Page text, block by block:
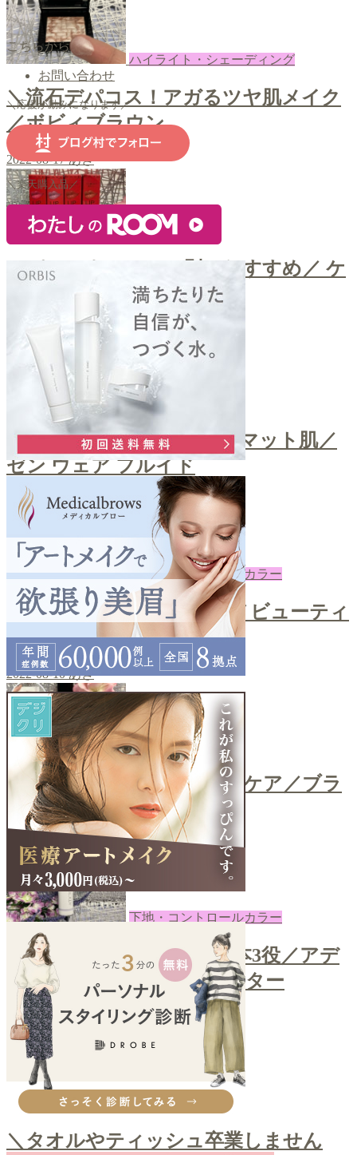
ハイライト・シェーディング
＼流石デパコス！アガるツヤ肌メイク
／ボビィブラウン
2022-08-17 あき
口紅・ティント
＼パーソナルカラー別のおすすめ／ ケ
イト リップモンスター
2022-08-15
ファンデ
＼自然な艶感！上品なセミマット肌／
ゼン ウェア フルイド
2022-08-12 あき
下地・コントロールカラー
＼ノーファンデUV／クロノビューティ
ーカラーチューニング
2022-08-10 あき
コスメ
＼ティッシュで簡単ブラシケア／ブラ
シクレンザー
2022-08-08 あき
下地・コントロールカラー
＼カラーコントロールで1本3役／アデ
ィクションスキンプロテクター
2022-08-05 あき
next
その他購入品
＼タオルやティッシュ卒業しません
こちらから
お問い合わせ
＼応援が励みになります／
＼楽天購入品／